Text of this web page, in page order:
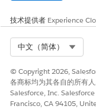
技术提供者 Experience
中文（简体）
© Copyright 2026,
各商标均为其各自的所有人
Salesforce, Inc.
Francisco, CA 94105,